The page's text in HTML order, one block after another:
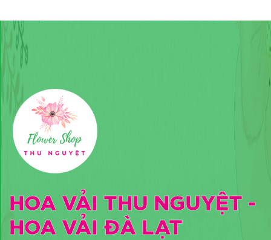
HOA VẢI THU NGUYỆT -
HOA VẢI ĐÀ LẠT